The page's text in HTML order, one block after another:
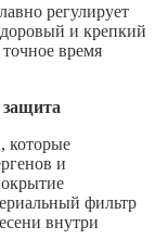
регулирует
и крепкий
время
которые
и
фильтр
внутри